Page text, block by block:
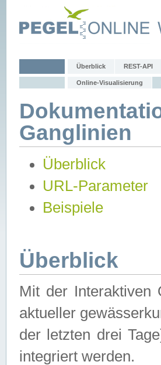
Überblick REST-API
Online-Visualisierung
Ganglinien
Überblick
URL-Parameter
Beispiele
Überblick
Mit der Interaktiven
aktueller
der letzten drei
integriert werden.